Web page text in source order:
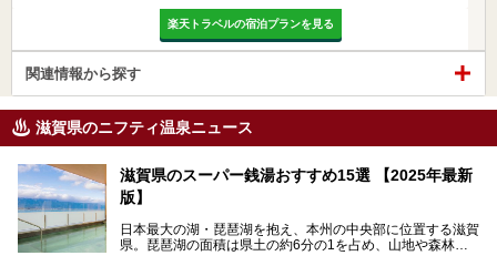
楽天トラベルの宿泊プランを見る
関連情報から探す
滋賀県のニフティ温泉ニュース
滋賀県のスーパー銭湯おすすめ15選 【2025年最新
版】
日本最大の湖・琵琶湖を抱え、本州の中央部に位置する滋賀
県。琵琶湖の面積は県土の約6分の1を占め、山地や森林部